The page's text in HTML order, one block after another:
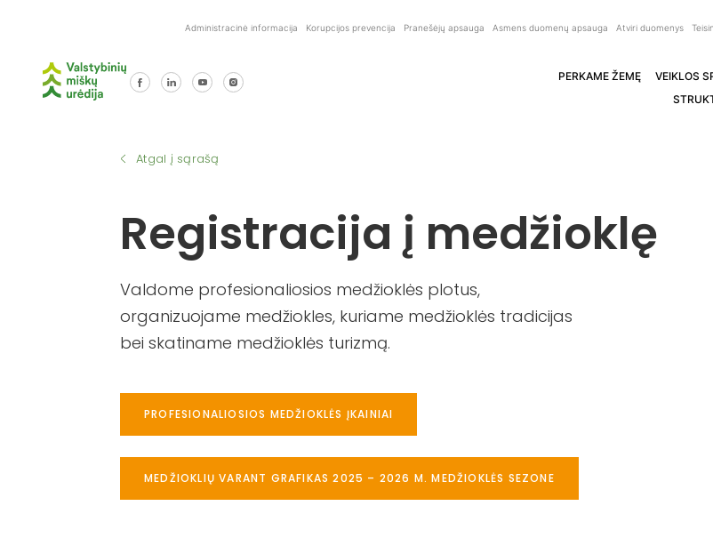
Administracinė informacija Korupcijos prevencija Pranešėjų apsauga Asmens duomenų apsauga Atviri duomenys
PERKAME ŽEMĘ VEIKLOS
Atgal į sąrašą
Registracija į medžioklę
Valdome profesionaliosios medžioklės plotus,
organizuojame medžiokles, kuriame medžioklės tradicijas
bei skatiname medžioklės turizmą.
PROFESIONALIOSIOS MEDŽIOKLĖS ĮKAINIAI
MEDŽIOKLIŲ VARANT GRAFIKAS 2025 – 2026 M. MEDŽIOKLĖS SEZONE